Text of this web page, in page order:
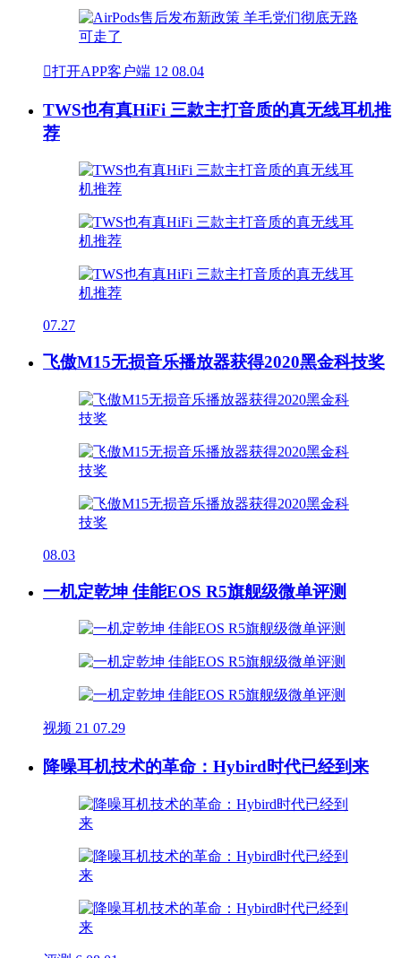
打开APP客户端 12 08.04
TWS也有真HiFi 三款主打音质的真无线耳机推
荐
07.27
飞傲M15无损音乐播放器获得2020黑金科技奖
08.03
一机定乾坤 佳能EOS R5旗舰级微单评测
视频 21 07.29
降噪耳机技术的革命：Hybird时代已经到来